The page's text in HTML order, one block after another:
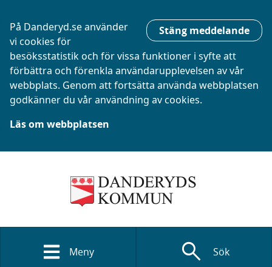
Stäng meddelande
På Danderyd.se använder
vi cookies för
besöksstatistik och för vissa funktioner i syfte att
förbättra och förenkla användarupplevelsen av vår
webbplats. Genom att fortsätta använda webbplatsen
godkänner du vår användning av cookies.
Läs om webbplatsen
Meny search Sök